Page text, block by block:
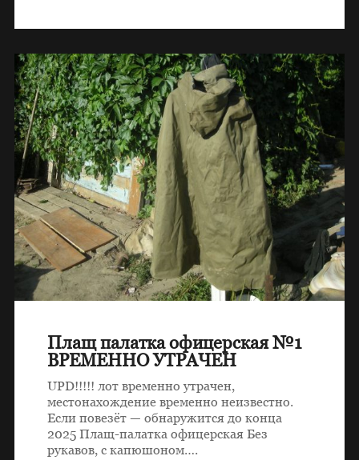
Плащ палатка офицерская №1
ВРЕМЕННО УТРАЧЕН
UPD!!!!! лот временно утрачен,
местонахождение временно неизвестно.
Если повезёт — обнаружится до конца
2025 Плащ-палатка офицерская Без
рукавов, с капюшоном….